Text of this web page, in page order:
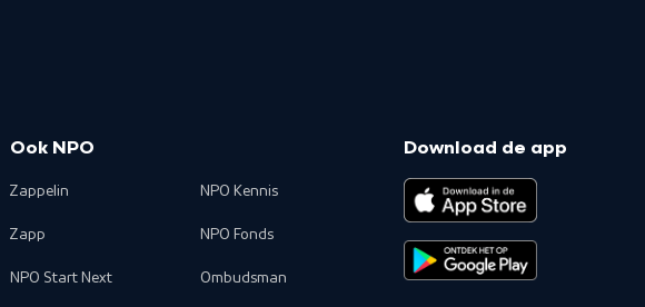
Ook NPO
Zappelin
Zapp
NPO Start Next
NPO Kennis
NPO Fonds
Ombudsman
Download de app